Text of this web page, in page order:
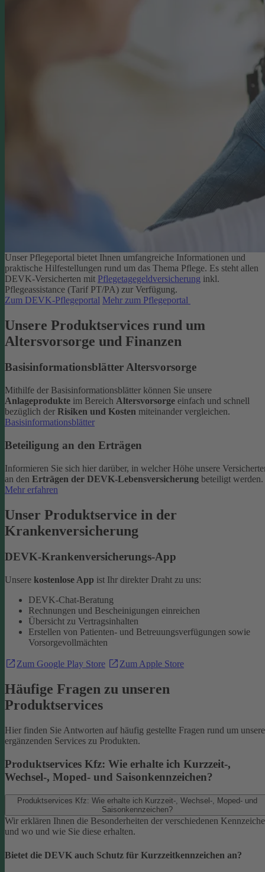
Unser Pflegeportal bietet Ihnen umfangreiche Informationen und
praktische Hilfestellungen rund um das Thema Pflege. Es steht allen
DEVK-Versicherten mit Pflegetagegeldversicherung inkl.
Pflegeassistance (Tarif PT/PA) zur Verfügung.
Zum DEVK-Pflegeportal Mehr zum Pflegeportal
Unsere Produktservices rund um
Altersvorsorge und Finanzen
Basisinformationsblätter Altersvorsorge
Mithilfe der Basisinformationsblätter können Sie unsere
Anlageprodukte im Bereich Altersvorsorge einfach und schnell
bezüglich der Risiken und Kosten miteinander vergleichen.
Basisinformationsblätter
Beteiligung an den Erträgen
Informieren Sie sich hier darüber, in welcher Höhe unsere
an den Erträgen der DEVK-Lebensversicherung beteiligt werden.
Mehr erfahren
Unser Produktservice in der
Krankenversicherung
DEVK-Krankenversicherungs-App
Unsere kostenlose App ist Ihr direkter Draht zu uns:
DEVK-Chat-Beratung
Rechnungen und Bescheinigungen einreichen
Übersicht zu Vertragsinhalten
Erstellen von Patienten- und Betreuungsverfügungen sowie
Vorsorgevollmächten
Zum Google Play Store Zum Apple Store
Häufige Fragen zu unseren
Produktservices
Hier finden Sie Antworten auf häufig gestellte Fragen rund um unsere
ergänzenden Services zu Produkten.
Produktservices Kfz: Wie erhalte ich Kurzzeit-,
Wechsel-, Moped- und Saisonkennzeichen?
Produktservices Kfz: Wie erhalte ich Kurzzeit-, Wechsel-, Moped- und
Saisonkennzeichen?
Wir erklären Ihnen die Besonderheiten der verschiedenen
und wo und wie Sie diese erhalten.
Bietet die DEVK auch Schutz für Kurzzeitkennzeichen an?